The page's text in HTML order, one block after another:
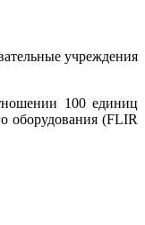
учреждения
100 единиц
оборудования (FLIR